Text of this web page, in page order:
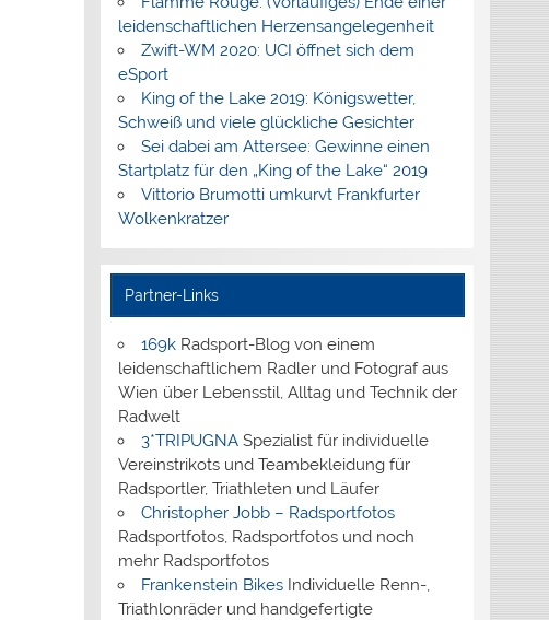
leidenschaftlichen Herzensangelegenheit
Zwift-WM 2020: UCI öffnet sich dem
eSport
King of the Lake 2019: Königswetter,
Schweiß und viele glückliche Gesichter
Sei dabei am Attersee: Gewinne einen
Startplatz für den „King of the Lake“ 2019
Vittorio Brumotti umkurvt Frankfurter
Wolkenkratzer
Partner-Links
169kRadsport-Blog von einem
leidenschaftlichem Radler und Fotograf aus
Wien über Lebensstil, Alltag und Technik der
Radwelt
3*TRIPUGNASpezialist für individuelle
Vereinstrikots und Teambekleidung für
Radsportler, Triathleten und Läufer
Christopher Jobb – Radsportfotos
Radsportfotos, Radsportfotos und noch
mehr Radsportfotos
Frankenstein BikesIndividuelle Renn-,
Triathlonräder und handgefertigte